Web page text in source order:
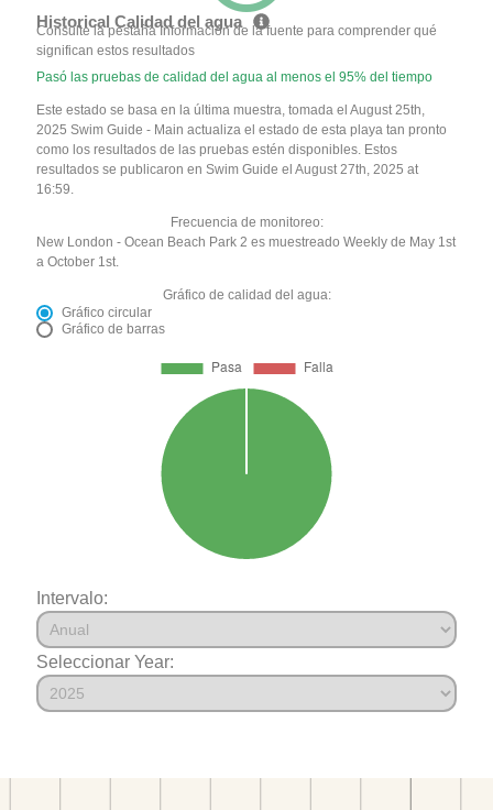
Historical Calidad del agua
Consulte la pestaña Información de la fuente para comprender qué
significan estos resultados
Pasó las pruebas de calidad del agua al menos el 95% del tiempo
Este estado se basa en la última muestra, tomada el August 25th,
2025 Swim Guide - Main actualiza el estado de esta playa tan pronto
como los resultados de las pruebas estén disponibles. Estos
resultados se publicaron en Swim Guide el August 27th, 2025 at
16:59.
Frecuencia de monitoreo:
New London - Ocean Beach Park 2 es muestreado Weekly de May 1st
a October 1st.
Gráfico de calidad del agua:
Gráfico circular
Gráfico de barras
Intervalo:
Seleccionar Year: